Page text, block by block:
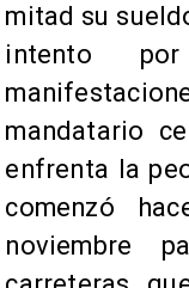
mitad su
intento
mandatario
enfrenta la
comenzó
noviembre